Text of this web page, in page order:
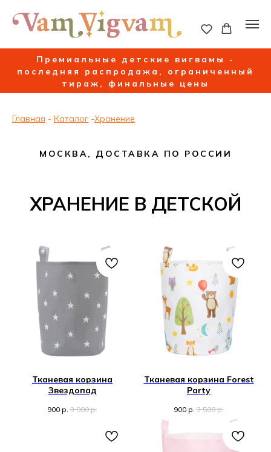
Премиальные детские вигвамы -
последняя распродажа, ограниченный
тираж, финальные цены
Главная - Каталог -Хранение
МОСКВА, ДОСТАВКА ПО РОССИИ
ХРАНЕНИЕ В ДЕТСКОЙ
Тканевая корзина
Звездопад
900 р. 3 000 р.
Тканевая корзина Forest
Party
900 р. 3 500 р.